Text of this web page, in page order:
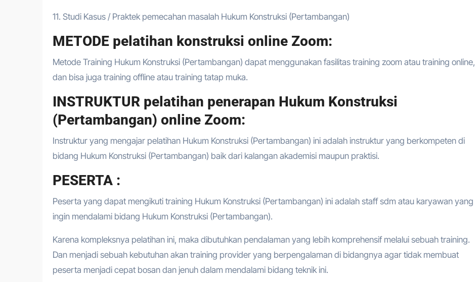
11. Studi Kasus / Praktek pemecahan masalah Hukum Konstruksi (Pertambangan)
METODE pelatihan konstruksi online Zoom:
Metode Training Hukum Konstruksi (Pertambangan) dapat menggunakan fasilitas training zoom atau training online,
dan bisa juga training offline atau training tatap muka.
INSTRUKTUR pelatihan penerapan Hukum Konstruksi
(Pertambangan) online Zoom:
Instruktur yang mengajar pelatihan Hukum Konstruksi (Pertambangan) ini adalah instruktur yang berkompeten di
bidang Hukum Konstruksi (Pertambangan) baik dari kalangan akademisi maupun praktisi.
PESERTA :
Peserta yang dapat mengikuti training Hukum Konstruksi (Pertambangan) ini adalah staff sdm atau karyawan yang
ingin mendalami bidang Hukum Konstruksi (Pertambangan).
Karena kompleksnya pelatihan ini, maka dibutuhkan pendalaman yang lebih komprehensif melalui sebuah training.
Dan menjadi sebuah kebutuhan akan training provider yang berpengalaman di bidangnya agar tidak membuat
peserta menjadi cepat bosan dan jenuh dalam mendalami bidang teknik ini.